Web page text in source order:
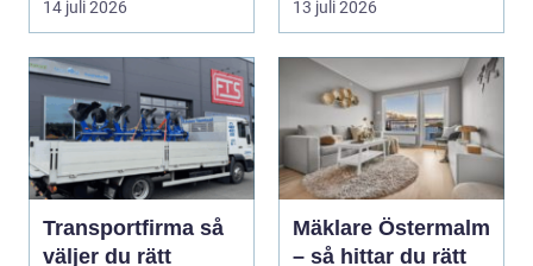
14 juli 2026 13 juli 2026
Transportfirma så
väljer du rätt
Mäklare Östermalm
– så hittar du rätt